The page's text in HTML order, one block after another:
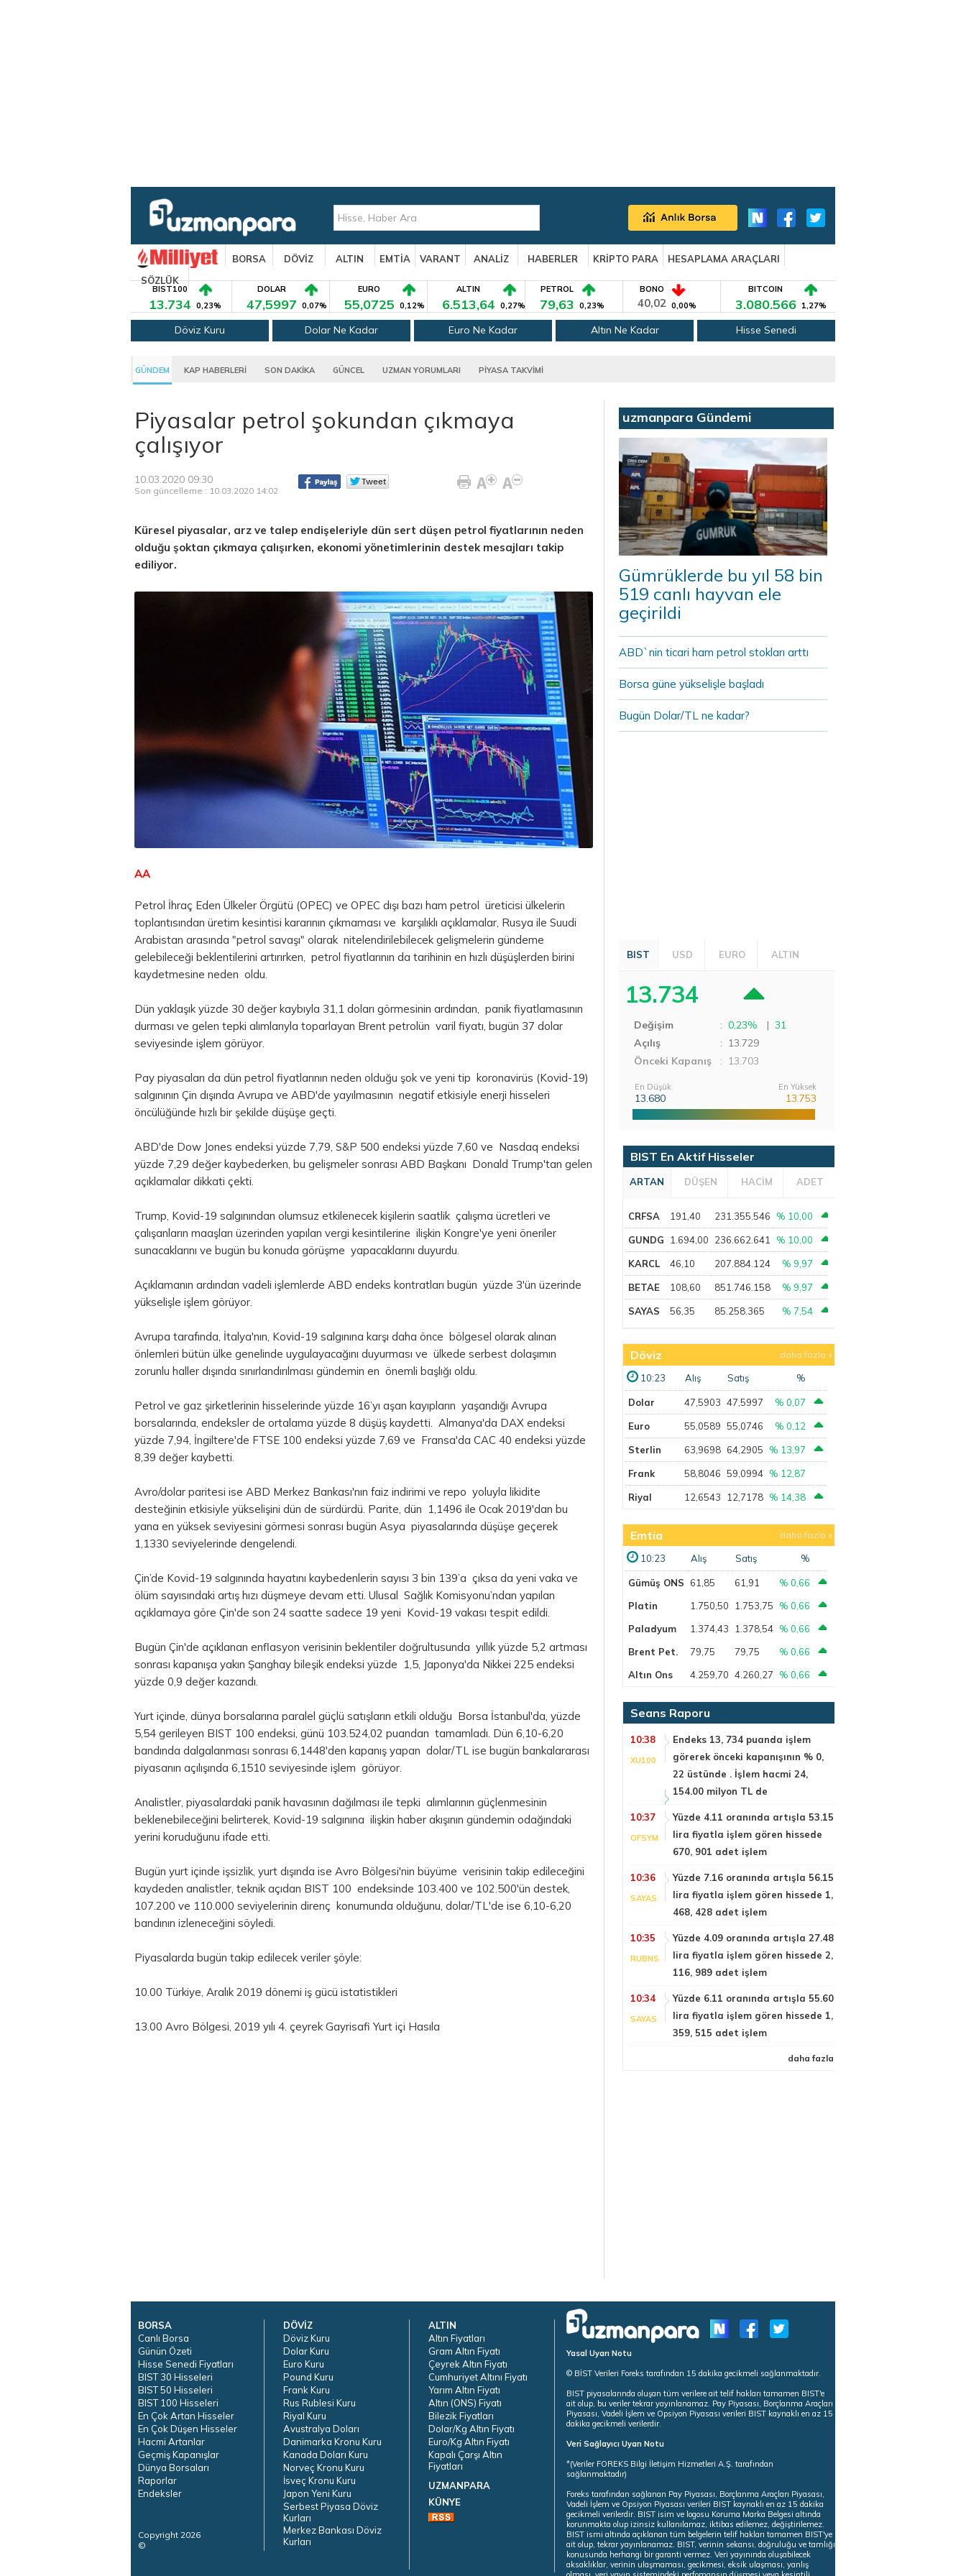
BORSA DÖVİZ ALTIN EMTİA VARANT ANALİZ HABERLER KRİPTO PARA
HESAPLAMA ARAÇLARI
SÖZLÜK
BIST100
13.734 0,23%
DOLAR
47,5997 0,07%
EURO
55,0725 0,12%
ALTIN
6.513,64 0,27%
PETROL
79,63 0,23%
BONO
40,02 0,00%
BITCOIN
3.080.566 1,27%
Döviz Kuru Dolar Ne Kadar Euro Ne Kadar Altın Ne Kadar Hisse Senedi
GÜNDEM KAP HABERLERİ SON DAKİKA GÜNCEL UZMAN YORUMLARI PİYASA TAKVİMİ
Piyasalar petrol şokundan çıkmaya
çalışıyor
10.03.2020 09:30
Son güncelleme : 10.03.2020 14:02
Küresel piyasalar, arz ve talep endişeleriyle dün sert düşen petrol fiyatlarının neden
olduğu şoktan çıkmaya çalışırken, ekonomi yönetimlerinin destek mesajları takip
ediliyor.
AA
Petrol İhraç Eden Ülkeler Örgütü (OPEC) ve OPEC dışı bazı ham petrol üreticisi ülkelerin
toplantısından üretim kesintisi kararının çıkmaması ve karşılıklı açıklamalar, Rusya ile Suudi
Arabistan arasında "petrol savaşı" olarak nitelendirilebilecek gelişmelerin gündeme
gelebileceği beklentilerini artırırken, petrol fiyatlarının da tarihinin en hızlı düşüşlerden birini
kaydetmesine neden oldu.
Dün yaklaşık yüzde 30 değer kaybıyla 31,1 doları görmesinin ardından, panik fiyatlamasının
durması ve gelen tepki alımlarıyla toparlayan Brent petrolün varil fiyatı, bugün 37 dolar
seviyesinde işlem görüyor.
Pay piyasaları da dün petrol fiyatlarının neden olduğu şok ve yeni tip koronavirüs (Kovid-19)
salgınının Çin dışında Avrupa ve ABD'de yayılmasının negatif etkisiyle enerji hisseleri
öncülüğünde hızlı bir şekilde düşüşe geçti.
ABD'de Dow Jones endeksi yüzde 7,79, S&P 500 endeksi yüzde 7,60 ve Nasdaq endeksi
yüzde 7,29 değer kaybederken, bu gelişmeler sonrası ABD Başkanı Donald Trump'tan gelen
açıklamalar dikkati çekti.
Trump, Kovid-19 salgınından olumsuz etkilenecek kişilerin saatlik çalışma ücretleri ve
çalışanların maaşları üzerinden yapılan vergi kesintilerine ilişkin Kongre'ye yeni öneriler
sunacaklarını ve bugün bu konuda görüşme yapacaklarını duyurdu.
Açıklamanın ardından vadeli işlemlerde ABD endeks kontratları bugün yüzde 3'ün üzerinde
yükselişle işlem görüyor.
Avrupa tarafında, İtalya'nın, Kovid-19 salgınına karşı daha önce bölgesel olarak alınan
önlemleri bütün ülke genelinde uygulayacağını duyurması ve ülkede serbest dolaşımın
zorunlu haller dışında sınırlandırılması gündemin en önemli başlığı oldu.
Petrol ve gaz şirketlerinin hisselerinde yüzde 16’yı aşan kayıpların yaşandığı Avrupa
borsalarında, endeksler de ortalama yüzde 8 düşüş kaydetti. Almanya'da DAX endeksi
yüzde 7,94, İngiltere'de FTSE 100 endeksi yüzde 7,69 ve Fransa'da CAC 40 endeksi yüzde
8,39 değer kaybetti.
Avro/dolar paritesi ise ABD Merkez Bankası'nın faiz indirimi ve repo yoluyla likidite
desteğinin etkisiyle yükselişini dün de sürdürdü. Parite, dün 1,1496 ile Ocak 2019'dan bu
yana en yüksek seviyesini görmesi sonrası bugün Asya piyasalarında düşüşe geçerek
1,1330 seviyelerinde dengelendi.
Çin’de Kovid-19 salgınında hayatını kaybedenlerin sayısı 3 bin 139’a çıksa da yeni vaka ve
ölüm sayısındaki artış hızı düşmeye devam etti. Ulusal Sağlık Komisyonu’ndan yapılan
açıklamaya göre Çin'de son 24 saatte sadece 19 yeni Kovid-19 vakası tespit edildi.
Bugün Çin'de açıklanan enflasyon verisinin beklentiler doğrultusunda yıllık yüzde 5,2 artması
sonrası kapanışa yakın Şanghay bileşik endeksi yüzde 1,5, Japonya'da Nikkei 225 endeksi
yüzde 0,9 değer kazandı.
Yurt içinde, dünya borsalarına paralel güçlü satışların etkili olduğu Borsa İstanbul'da, yüzde
5,54 gerileyen BIST 100 endeksi, günü 103.524,02 puandan tamamladı. Dün 6,10-6,20
bandında dalgalanması sonrası 6,1448'den kapanış yapan dolar/TL ise bugün bankalararası
piyasanın açılışında 6,1510 seviyesinde işlem görüyor.
Analistler, piyasalardaki panik havasının dağılması ile tepki alımlarının güçlenmesinin
beklenebileceğini belirterek, Kovid-19 salgınına ilişkin haber akışının gündemin odağındaki
yerini koruduğunu ifade etti.
Bugün yurt içinde işsizlik, yurt dışında ise Avro Bölgesi'nin büyüme verisinin takip edileceğini
kaydeden analistler, teknik açıdan BIST 100 endeksinde 103.400 ve 102.500'ün destek,
107.200 ve 110.000 seviyelerinin direnç konumunda olduğunu, dolar/TL'de ise 6,10-6,20
bandının izleneceğini söyledi.
Piyasalarda bugün takip edilecek veriler şöyle:
10.00 Türkiye, Aralık 2019 dönemi iş gücü istatistikleri
13.00 Avro Bölgesi, 2019 yılı 4. çeyrek Gayrisafi Yurt içi Hasıla
uzmanpara Gündemi
Gümrüklerde bu yıl 58 bin
519 canlı hayvan ele
geçirildi
ABD`nin ticari ham petrol stokları arttı
Borsa güne yükselişle başladı
Bugün Dolar/TL ne kadar?
BIST USD EURO ALTIN
13.734
Değişim : 0,23% | 31
Açılış
: 13.729
Önceki Kapanış
: 13.703
En Düşük
13.680
En Yüksek
13.753
BIST En Aktif Hisseler
ARTAN DÜŞEN HACİM ADET
CRFSA 191,40 231.355.546 % 10,00
GUNDG 1.694,00 236.662.641 % 10,00
KARCL 46,10 207.884.124 % 9,97
BETAE 108,60 851.746.158 % 9,97
SAYAS 56,35 85.258.365 % 7,54
Döviz daha fazla
10:23 Alış Satış %
Dolar 47,5903 47,5997 % 0,07
Euro 55,0589 55,0746 % 0,12
Sterlin 63,9698 64,2905 % 13,97
Frank 58,8046 59,0994 % 12,87
Riyal 12,6543 12,7178 % 14,38
Emtia daha fazla
10:23 Alış Satış %
Gümüş ONS 61,85 61,91
% 0,66
Platin
1.750,50 1.753,75
% 0,66
Paladyum
1.374,43 1.378,54 % 0,66
Brent Pet.
79,75 79,75
% 0,66
Altın Ons
4.259,70 4.260,27 % 0,66
Seans Raporu
10:38
XU100
Endeks 13, 734 puanda işlem
görerek önceki kapanışının % 0,
22 üstünde . İşlem hacmi 24,
154.00 milyon TL de
10:37
OFSYM
Yüzde 4.11 oranında artışla 53.15
lira fiyatla işlem gören hissede
670, 901 adet işlem
10:36
SAYAS
Yüzde 7.16 oranında artışla 56.15
lira fiyatla işlem gören hissede 1,
468, 428 adet işlem
10:35
RUBNS
Yüzde 4.09 oranında artışla 27.48
lira fiyatla işlem gören hissede 2,
116, 989 adet işlem
10:34
SAYAS
Yüzde 6.11 oranında artışla 55.60
lira fiyatla işlem gören hissede 1,
359, 515 adet işlem
daha fazla
BORSA
Canlı Borsa
Günün Özeti
Hisse Senedi Fiyatları
BIST 30 Hisseleri
BIST 50 Hisseleri
BIST 100 Hisseleri
En Çok Artan Hisseler
En Çok Düşen Hisseler
Hacmi Artanlar
Geçmiş Kapanışlar
Dünya Borsaları
Raporlar
Endeksler
Copyright 2026
©
DÖVİZ
Döviz Kuru
Dolar Kuru
Euro Kuru
Pound Kuru
Frank Kuru
Rus Rublesi Kuru
Riyal Kuru
Avustralya Doları
Danimarka Kronu Kuru
Kanada Doları Kuru
Norveç Kronu Kuru
İsveç Kronu Kuru
Japon Yeni Kuru
Serbest Piyasa Döviz
Kurları
Merkez Bankası Döviz
Kurları
ALTIN
Altın Fiyatları
Gram Altın Fiyatı
Çeyrek Altın Fiyatı
Cumhuriyet Altını Fiyatı
Yarım Altın Fiyatı
Altın (ONS) Fiyatı
Bilezik Fiyatları
Dolar/Kg Altın Fiyatı
Euro/Kg Altın Fiyatı
Kapalı Çarşı Altın
Fiyatları
UZMANPARA
KÜNYE
Yasal Uyarı Notu
© BİST Verileri Foreks tarafından 15 dakika gecikmeli sağlanmaktadır.
BIST piyasalarında oluşan tüm verilere ait telif hakları tamamen BIST'e
ait olup, bu veriler tekrar yayınlanamaz. Pay Piyasası, Borçlanma Araçları
Piyasası, Vadeli İşlem ve Opsiyon Piyasası verileri BIST kaynaklı en az 15
dakika gecikmeli verilerdir.
Veri Sağlayıcı Uyarı Notu
*(Veriler FOREKS Bilgi İletişim Hizmetleri A.Ş. tarafından
sağlanmaktadır)
Foreks tarafından sağlanan Pay Piyasası, Borçlanma Araçları Piyasası,
Vadeli İşlem ve Opsiyon Piyasası verileri BIST kaynaklı en az 15 dakika
gecikmeli verilerdir. BIST isim ve logosu Koruma Marka Belgesi altında
korunmakta olup izinsiz kullanılamaz, iktibas edilemez, değiştirilemez.
BIST ismi altında açıklanan tüm belgelerin telif hakları tamamen BIST'ye
ait olup, tekrar yayınlanamaz. BIST, verinin sekansı, doğruluğu ve tamlığı
konusunda herhangi bir garanti vermez. Veri yayınında oluşabilecek
aksaklıklar, verinin ulaşmaması, gecikmesi, eksik ulaşması, yanlış